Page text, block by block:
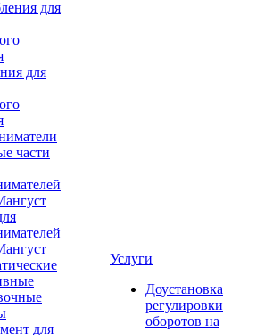
для
части
для
Услуги
Доустановка
регулировки
оборотов на